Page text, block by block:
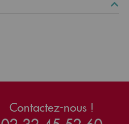
Contactez-nous !